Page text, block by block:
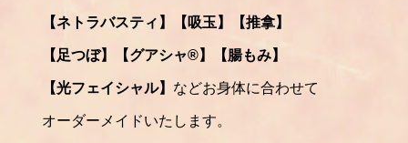
【ネトラバスティ】【吸玉】【推拿】
【足つぼ】【グアシャ®️】【腸もみ】
【光フェイシャル】 などお身体に合わせて
オーダーメイドいたします。